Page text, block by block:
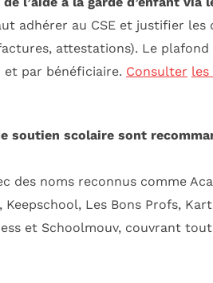
adhérer au CSE et justifier les
attestations). Le plafond
et par bénéficiaire. Consulter les
soutien scolaire sont
des noms reconnus comme
Keepschool, Les Bons Profs,
et Schoolmouv, couvrant